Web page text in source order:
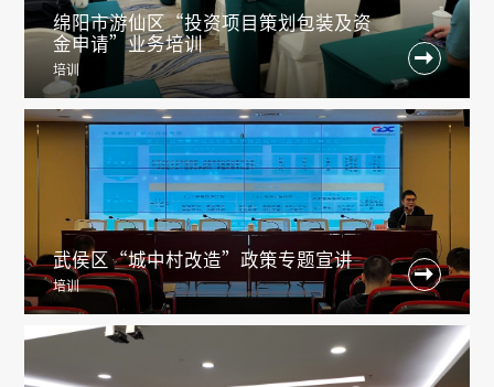
绵阳市游仙区“投资项目策划包装及资
金申请”业务培训
培训

武侯区“城中村改造”政策专题宣讲
培训
